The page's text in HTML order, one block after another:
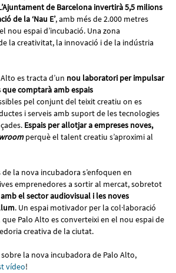
de Barcelona invertirà 5,5 milions
de la ‘Nau E’, amb més de 2.000 metres
nou espai d’incubació. Una zona
la creativitat, la innovació i de la indústria
es tracta d’un nou laboratori per impulsar
comptarà amb espais
pel conjunt del teixit creatiu on es
i serveis amb suport de les tecnologies
Espais per allotjar a empreses noves,
perquè el talent creatiu s’aproximi al
la nova incubadora s’enfoquen en
emprenedores a sortir al mercat, sobretot
el sector audiovisual i les noves
. Un espai motivador per la col·laboració
Palo Alto es converteixi en el nou espai de
creativa de la ciutat.
la nova incubadora de Palo Alto,
vídeo!